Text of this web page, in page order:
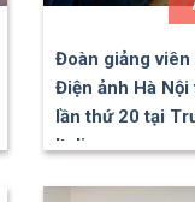
Đoàn giảng
Điện ảnh Hà
lần thứ 20 tại
Italia